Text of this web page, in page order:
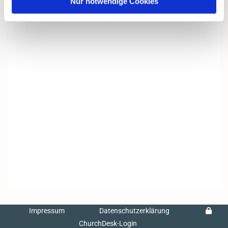
Impressum
Datenschutzerklärung
ChurchDesk-Login